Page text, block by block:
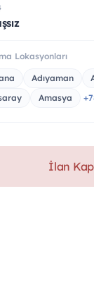
Lokasyonları
Adıyaman
Amasya
İlan